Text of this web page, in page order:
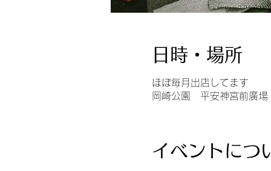
日時・場所
ほぼ毎月出店してます
岡崎公園 平安神宮前廣場
イベントにつ